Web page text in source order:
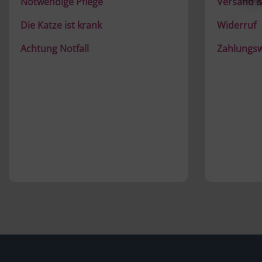
Die Katze ist krank
Achtung Notfall
Widerruf